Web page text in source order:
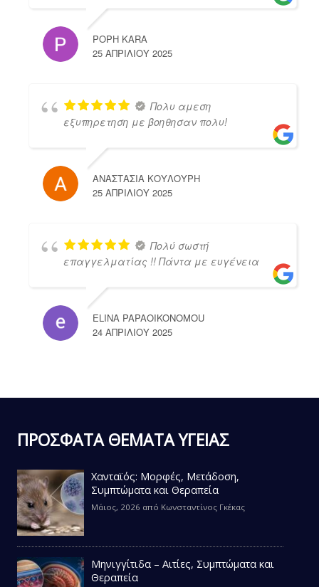
POPH KARA
25 ΑΠΡΙΛΊΟΥ 2025
Πολυ αμεση
εξυπηρετηση με βοηθησαν πολυ!
ΑΝΑΣΤΑΣΙΑ ΚΟΥΛΟΥΡΗ
25 ΑΠΡΙΛΊΟΥ 2025
Πολύ σωστή
επαγγελματίας !! Πάντα με ευγένεια
ELINA PAPAOIKONOMOU
24 ΑΠΡΙΛΊΟΥ 2025
ΠΡΟΣΦΑΤΑ ΘΕΜΑΤΑ ΥΓΕΙΑΣ
Χανταϊός: Μορφές, Μετάδοση,
Συμπτώματα και Θεραπεία
Μάιος, 2026 από Κωνσταντίνος Γκέκας
Μηνιγγίτιδα – Αιτίες, Συμπτώματα και
Θεραπεία